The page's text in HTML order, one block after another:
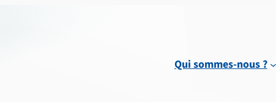
Qui sommes-nous ?